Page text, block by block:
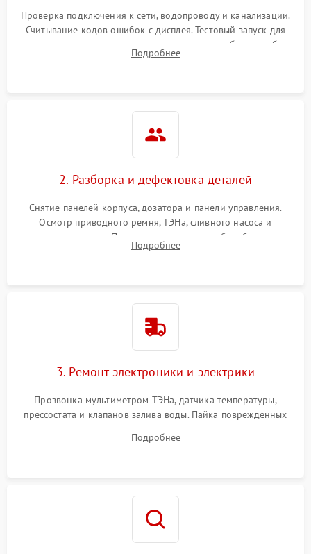
Проверка подключения к сети, водопроводу и канализации.
Считывание кодов ошибок с дисплея. Тестовый запуск для
выявления посторонних шумов, протечек или сбоев в работе
электронного модуля управления.
Подробнее
2. Разборка и дефектовка деталей
Снятие панелей корпуса, дозатора и панели управления.
Осмотр приводного ремня, ТЭНа, сливного насоса и
амортизаторов. Проверка подшипников барабана и
крестовины на износ, а манжеты люка на разрывы.
Подробнее
3. Ремонт электроники и электрики
Прозвонка мультиметром ТЭНа, датчика температуры,
прессостата и клапанов залива воды. Пайка поврежденных
Восстановление целостности проводки и контактов.
Подробнее